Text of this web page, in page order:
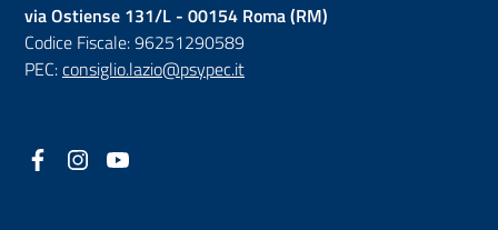
via Ostiense 131/L - 00154 Roma (RM)
Codice Fiscale: 96251290589
PEC:consiglio.lazio@psypec.it
Facebook
(nuova scheda - new tab)
Instagram
(nuova scheda - new tab)